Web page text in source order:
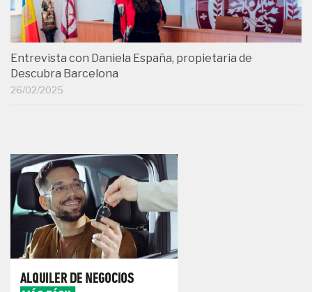
Entrevista con Daniela España, propietaria de
Descubra Barcelona
26/02/2025